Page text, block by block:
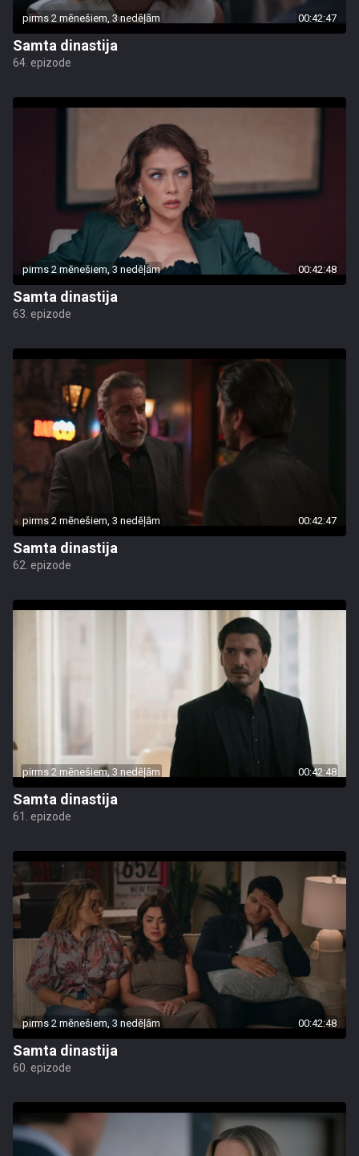
pirms 2 mēnešiem, 3 nedēļām 00:42:47
Samta dinastija
64. epizode
pirms 2 mēnešiem, 3 nedēļām 00:42:48
Samta dinastija
63. epizode
pirms 2 mēnešiem, 3 nedēļām 00:42:47
Samta dinastija
62. epizode
pirms 2 mēnešiem, 3 nedēļām 00:42:48
Samta dinastija
61. epizode
pirms 2 mēnešiem, 3 nedēļām 00:42:48
Samta dinastija
60. epizode